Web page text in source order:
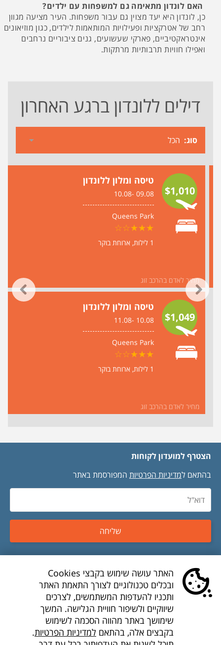
האם לונדון מתאימה גם למשפחות עם ילדים?
כן, לונדון היא יעד מצוין גם עבור משפחות. העיר מציעה מגוון
רחב של אטרקציות ופעילויות המותאמות לילדים, כגון מוזיאונים
אינטראקטיביים, פארקי שעשועים, גנים ציבוריים נרחבים
ואפילו חוויות תרבותיות מרתקות.
דילים ללונדון ברגע האחרון
סוג
$1,010
מחיר לאדם בהרכב זוג
טיסה ומלון ללונדון
09.08 -10.08
Queens Park
1 לילות ארוחת בוקר
$1,049
מחיר לאדם בהרכב זוג
טיסה ומלון ללונדון
10.08 -11.08
Queens Park
1 לילות ארוחת בוקר
הצטרף למועדון לקוחות
בהתאם למדיניות הפרטיות המפורסמת באתר
שליחה
טיסות זולות
טיסות לואו קוסט
דילים לואו קוסט
חברות תעופה
האתר עושה שימוש בקבצי Cookies
ובכלים טכנולוגיים לצורך התאמת האתר
ותכניו להעדפות המשתמשים, לצרכים
שיווקיים ולשיפור חוויית הגלישה. המשך
שימושך באתר מהווה הסכמה לשימוש
בקבצים אלה, בהתאם למדיניות הפרטיות.